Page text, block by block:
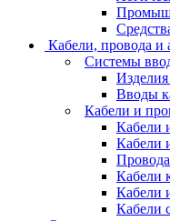
Кабели, провода и
Системы
Вводы
Кабели и
Кабели
Кабели
Кабели
Кабели
Кабели